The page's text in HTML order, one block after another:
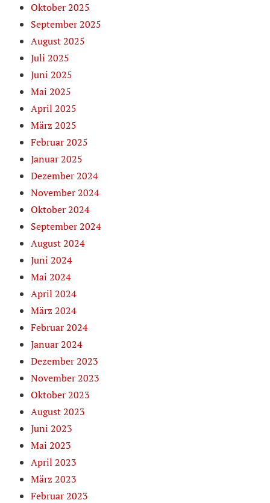
Oktober 2025
September 2025
August 2025
Juli 2025
Juni 2025
Mai 2025
April 2025
März 2025
Februar 2025
Januar 2025
Dezember 2024
November 2024
Oktober 2024
September 2024
August 2024
Juni 2024
Mai 2024
April 2024
März 2024
Februar 2024
Januar 2024
Dezember 2023
November 2023
Oktober 2023
August 2023
Juni 2023
Mai 2023
April 2023
März 2023
Februar 2023